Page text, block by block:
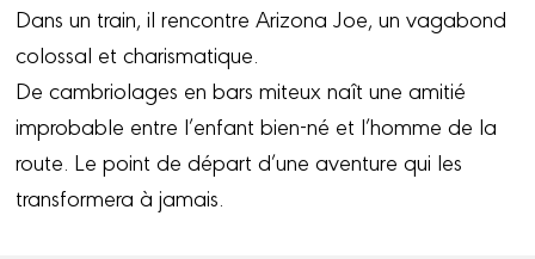
Dans un train, il rencontre Arizona Joe, un vagabond
colossal et charismatique.
De cambriolages en bars miteux naît une amitié
improbable entre l’enfant bien-né et l’homme de la
route. Le point de départ d’une aventure qui les
transformera à jamais.